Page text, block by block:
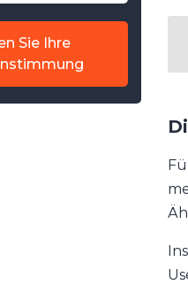
Sie Ihre